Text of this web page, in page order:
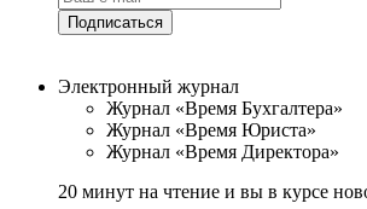
Подписаться
Электронный журнал
Журнал «Время Бухгалтера»
Журнал «Время Юриста»
Журнал «Время Директора»
20 минут на чтение и вы в курсе